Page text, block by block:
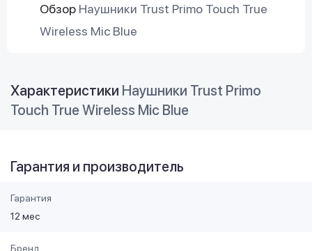
Обзор Наушники Trust Primo Touch True
Wireless Mic Blue
Характеристики Наушники Trust Primo
Touch True Wireless Mic Blue
Гарантия и производитель
Гарантия
12 мес
Бренд